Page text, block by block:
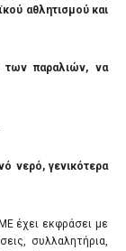
αθλητισμού και
των παραλιών, να
νερό, γενικότερα
έχει εκφράσει με
συλλαλητήρια,